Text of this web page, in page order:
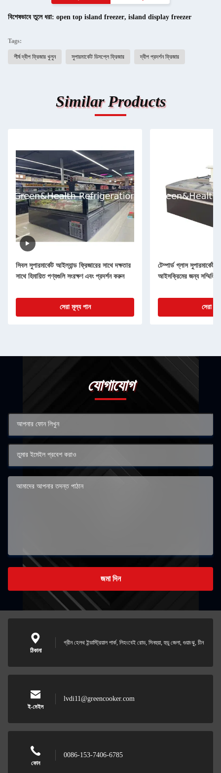
বিশেষভাবে তুলে ধরা: open top island freezer, island display freezer
Tags:
শীর্ষ দ্বীপ ফ্রিজার খুলুন সুপারমার্কেট ডিসপ্লে ফ্রিজার দ্বীপ প্রদর্শন ফ্রিজার
Similar Products
সিবল সুপারমার্কেট আইল্যান্ড ফ্রিজারের সাথে দক্ষতার
সাথে হিমায়িত পণ্যগুলি সংরক্ষণ এবং প্রদর্শন করুন
সেরা মূল্য পান
টেম্পার্ড গ্লাস সুপারমার্কেট
আইসক্রিমের জন্য
সেরা
যোগাযোগ
জমা দিন
ঠিকানা
গ্রীন হেলথ ইন্ডাস্ট্রিয়াল পার্ক, লিহংবেই রোড, সিনহুয়া, হুডু জেলা, গুয়াংঝু, চীন
ই-মেইল
lvdi11@greencooker.com
ফোন
0086-153-7406-6785